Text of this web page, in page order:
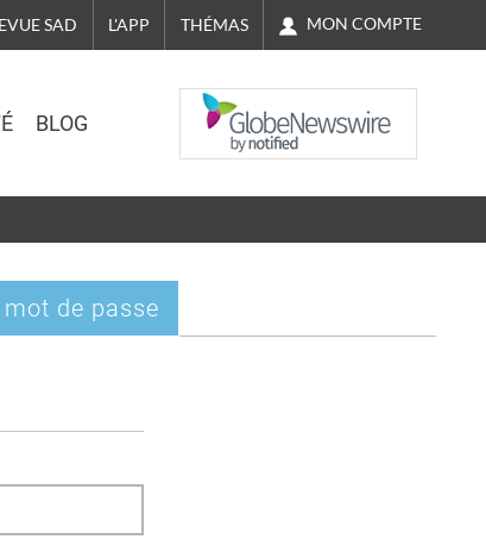
SAD L'APP THÉMAS MON COMPTE
BLOG
NASDAQ
de passe